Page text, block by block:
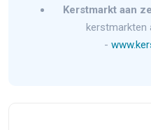
Kerstmarkt aan
kerstmarkten
-